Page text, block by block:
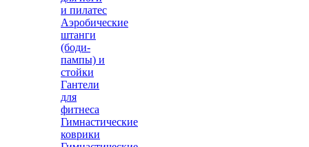
и пилатес
Аэробические
штанги
(боди-
пампы) и
стойки
Гантели
для
фитнеса
Гимнастические
коврики